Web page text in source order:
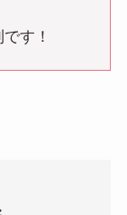
す！